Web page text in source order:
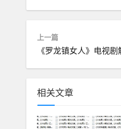
上一篇
《罗龙镇女人》电视
相关文章